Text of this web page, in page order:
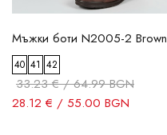
Мъжки боти N2005-2 Brown
40 41 42
33.23 € / 64.99 BGN
28.12 € / 55.00 BGN